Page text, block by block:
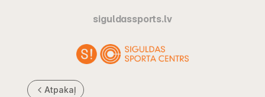
siguldassports.lv
Atpakaļ